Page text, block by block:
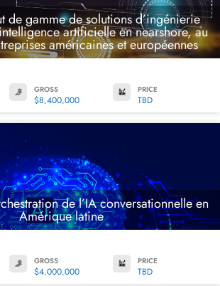
de gamme de solutions d’ingénierie
artificielle en nearshore, au
américaines et européennes
GROSS
$8,400,000
PRICE
TBD
de l’IA conversationnelle en
Amérique latine
GROSS
$4,000,000
PRICE
TBD